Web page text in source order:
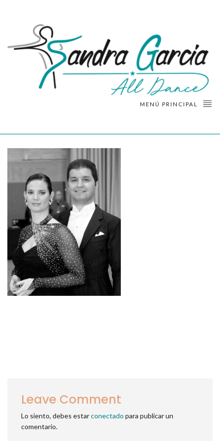
MENÚ PRINCIPAL
Leave Comment
Lo siento, debes estarconectado para publicar un
comentario.